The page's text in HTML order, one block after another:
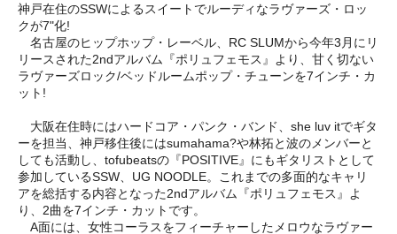
神戸在住のSSWによるスイートでルーディなラヴァーズ・ロッ
クが7"化!
名古屋のヒップホップ・レーベル、RC SLUMから今年3月にリ
リースされた2ndアルバム『ポリュフェモス』より、甘く切ない
ラヴァーズロック/ベッドルームポップ・チューンを7インチ・カ
ット!
大阪在住時にはハードコア・パンク・バンド、she luv itでギタ
ーを担当、神戸移住後にはsumahama?や林拓と波のメンバーと
しても活動し、tofubeatsの『POSITIVE』にもギタリストとして
参加しているSSW、UG NOODLE。これまでの多面的なキャリ
アを総括する内容となった2ndアルバム『ポリュフェモス』よ
り、2曲を7インチ・カットです。
A面には、女性コーラスをフィーチャーしたメロウなラヴァー